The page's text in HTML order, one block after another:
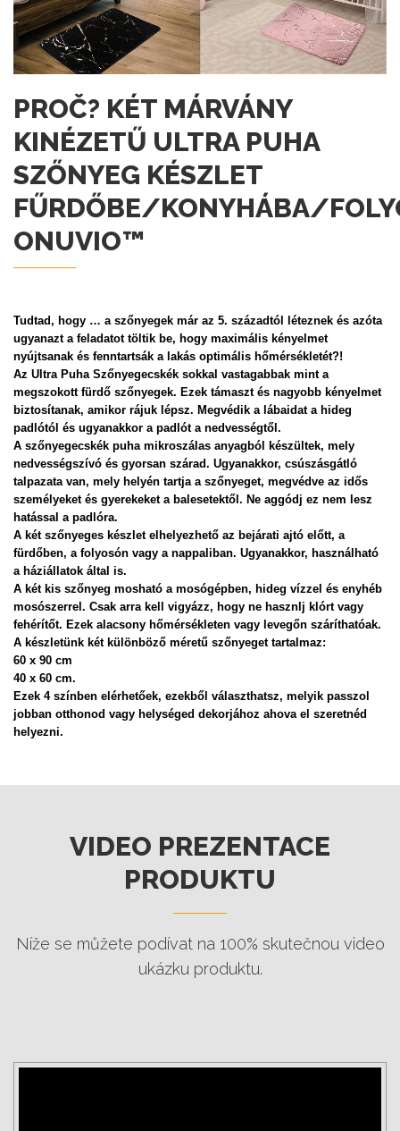
PROČ? KÉT MÁRVÁNY
KINÉZETŰ ULTRA PUHA
SZŐNYEG KÉSZLET
FŰRDŐBE/KONYHÁBA/
ONUVIO™
Tudtad, hogy … a szőnyegek már az 5. századtól léteznek és azóta
ugyanazt a feladatot töltik be, hogy maximális kényelmet
nyújtsanak és fenntartsák a lakás optimális hőmérsékletét?!
Az Ultra Puha Szőnyegecskék sokkal vastagabbak mint a
megszokott fürdő szőnyegek. Ezek támaszt és nagyobb kényelmet
biztosítanak, amikor rájuk lépsz. Megvédik a lábaidat a hideg
padlótól és ugyanakkor a padlót a nedvességtől.
A szőnyegecskék puha mikroszálas anyagból készültek, mely
nedvességszívó és gyorsan szárad. Ugyanakkor, csúszásgátló
talpazata van, mely helyén tartja a szőnyeget, megvédve az idős
személyeket és gyerekeket a balesetektől. Ne aggódj ez nem lesz
hatással a padlóra.
A két szőnyeges készlet elhelyezhető az bejárati ajtó előtt, a
fürdőben, a folyosón vagy a nappaliban. Ugyanakkor, használható
a háziállatok által is.
A két kis szőnyeg mosható a mosógépben, hideg vízzel és enyhéb
mosószerrel. Csak arra kell vigyázz, hogy ne hasznlj klórt vagy
fehérítőt. Ezek alacsony hőmérsékleten vagy levegőn száríthatóak.
A készletünk két különböző méretű szőnyeget tartalmaz:
60 x 90 cm
40 x 60 cm.
Ezek 4 színben elérhetőek, ezekből választhatsz, melyik passzol
jobban otthonod vagy helységed dekorjához ahova el szeretnéd
VIDEO PREZENTACE
PRODUKTU
Níže se můžete podívat na 100% skutečnou video
ukázku produktu.